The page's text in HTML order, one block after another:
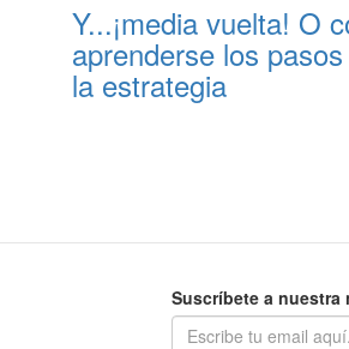
Y...¡media vuelta! O
aprenderse los
la estrategia
Suscríbete a nuestra